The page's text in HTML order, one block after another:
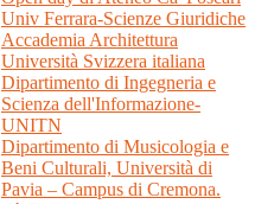
Univ Ferrara-Scienze Giuridiche
Accademia Architettura
Università Svizzera italiana
Dipartimento di Ingegneria e
Scienza dell'Informazione-
UNITN
Dipartimento di Musicologia e
Beni Culturali, Università di
Pavia – Campus di Cremona.